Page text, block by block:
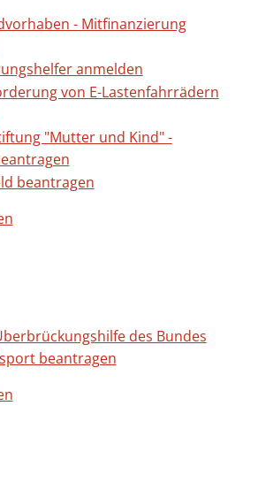
- Mitfinanzierung
anmelden
von E-Lastenfahrrädern
"Mutter und Kind" -
beantragen
des Bundes
beantragen